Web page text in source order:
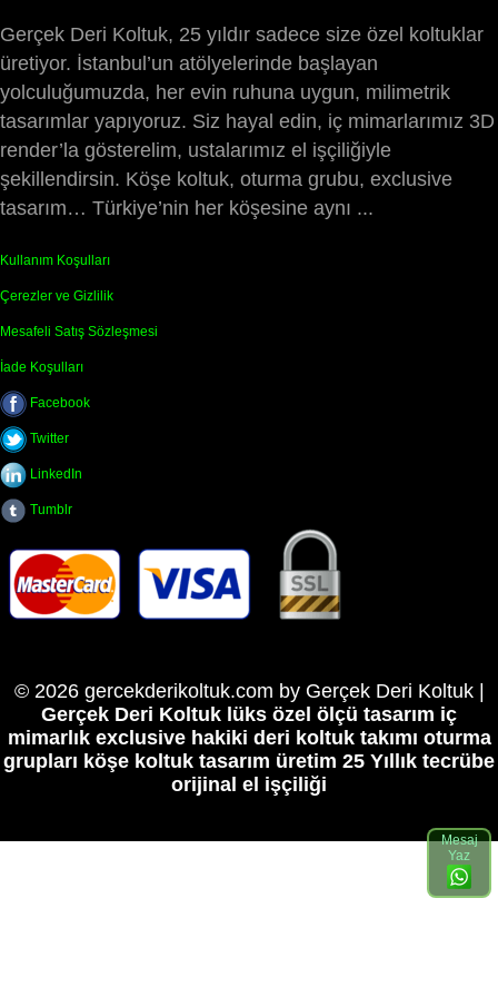
Gerçek Deri Koltuk, 25 yıldır sadece size özel koltuklar
üretiyor. İstanbul’un atölyelerinde başlayan
yolculuğumuzda, her evin ruhuna uygun, milimetrik
tasarımlar yapıyoruz. Siz hayal edin, iç mimarlarımız 3D
render’la gösterelim, ustalarımız el işçiliğiyle
şekillendirsin. Köşe koltuk, oturma grubu, exclusive
tasarım… Türkiye’nin her köşesine aynı ...
Kullanım Koşulları
Çerezler ve Gizlilik
Mesafeli Satış Sözleşmesi
İade Koşulları
Facebook
Twitter
LinkedIn
Tumblr
© 2026 gercekderikoltuk.com by Gerçek Deri Koltuk |
Gerçek Deri Koltuk lüks özel ölçü tasarım iç
mimarlık exclusive hakiki deri koltuk takımı oturma
grupları köşe koltuk tasarım üretim 25 Yıllık tecrübe
orijinal el işçiliği
Mesaj
Yaz